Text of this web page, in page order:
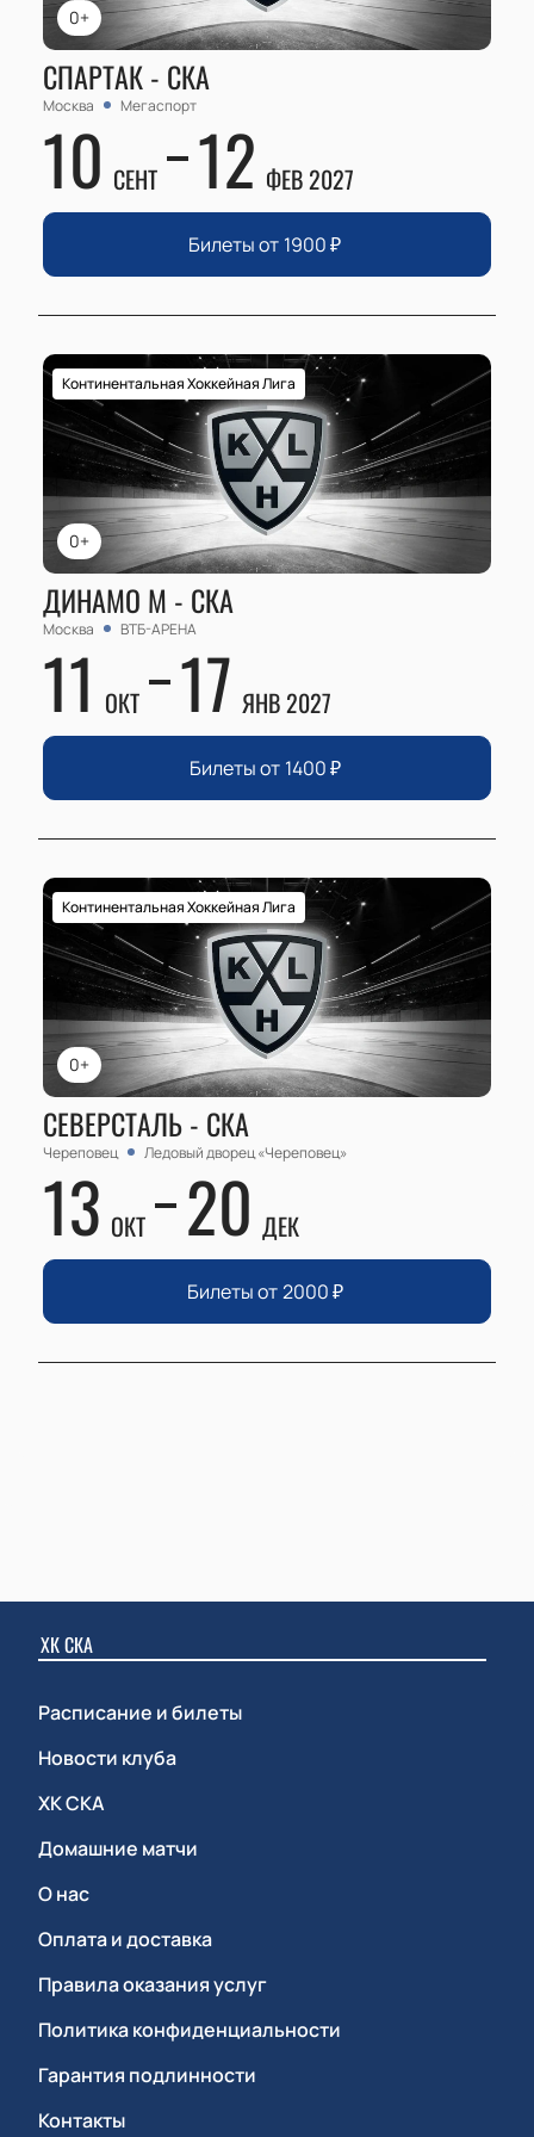
0+
СПАРТАК - СКА
Москва Мегаспорт
10 СЕНТ 12 ФЕВ 2027
Билеты от 1900₽
0+
Континентальная Хоккейная Лига
ДИНАМО М - СКА
Москва ВТБ-АРЕНА
11 ОКТ 17 ЯНВ 2027
Билеты от 1400₽
0+
Континентальная Хоккейная Лига
СЕВЕРСТАЛЬ - СКА
Череповец Ледовый дворец «Череповец»
13 ОКТ 20 ДЕК
Билеты от 2000₽
ХК СКА
Расписание и билеты
Новости клуба
ХК СКА
Домашние матчи
О нас
Оплата и доставка
Правила оказания услуг
Политика конфиденциальности
Гарантия подлинности
Контакты